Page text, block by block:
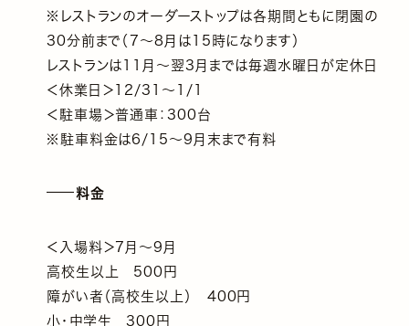
※レストランのオーダーストップは各期間ともに閉園の
30分前まで（7〜8月は15時になります）
レストランは11月〜翌3月までは毎週水曜日が定休日
＜休業日＞12/31～1/1
＜駐車場＞普通車：300台
※駐車料金は6/15〜9月末まで有料
料金
＜入場料＞7月〜9月
高校生以上 500円
障がい者（高校生以上） 400円
小・中学生 300円